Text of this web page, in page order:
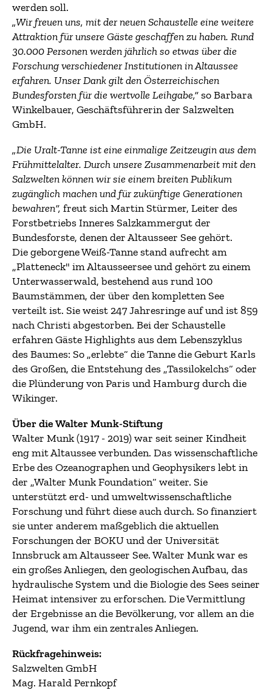
werden soll.
„Wir freuen uns, mit der neuen Schaustelle eine weitere
Attraktion für unsere Gäste geschaffen zu haben. Rund
30.000 Personen werden jährlich so etwas über die
Forschung verschiedener Institutionen in Altaussee
erfahren. Unser Dank gilt den Österreichischen
Bundesforsten für die wertvolle Leihgabe,“so Barbara
Winkelbauer, Geschäftsführerin der Salzwelten
GmbH.
„Die Uralt-Tanne ist eine einmalige Zeitzeugin aus dem
Frühmittelalter. Durch unsere Zusammenarbeit mit den
Salzwelten können wir sie einem breiten Publikum
zugänglich machen und für zukünftige Generationen
bewahren“, freut sich Martin Stürmer, Leiter des
Forstbetriebs Inneres Salzkammergut der
Bundesforste, denen der Altausseer See gehört.
Die geborgene Weiß-Tanne stand aufrecht am
„Platteneck" im Altausseersee und gehört zu einem
Unterwasserwald, bestehend aus rund 100
Baumstämmen, der über den kompletten See
verteilt ist. Sie weist 247 Jahresringe auf und ist 859
nach Christi abgestorben. Bei der Schaustelle
erfahren Gäste Highlights aus dem Lebenszyklus
des Baumes: So „erlebte“ die Tanne die Geburt Karls
des Großen, die Entstehung des „Tassilokelchs“ oder
die Plünderung von Paris und Hamburg durch die
Wikinger.
Über die Walter Munk-Stiftung
Walter Munk (1917 - 2019) war seit seiner Kindheit
eng mit Altaussee verbunden. Das wissenschaftliche
Erbe des Ozeanographen und Geophysikers lebt in
der „Walter Munk Foundation“ weiter. Sie
unterstützt erd- und umweltwissenschaftliche
Forschung und führt diese auch durch. So finanziert
sie unter anderem maßgeblich die aktuellen
Forschungen der BOKU und der Universität
Innsbruck am Altausseer See. Walter Munk war es
ein großes Anliegen, den geologischen Aufbau, das
hydraulische System und die Biologie des Sees seiner
Heimat intensiver zu erforschen. Die Vermittlung
der Ergebnisse an die Bevölkerung, vor allem an die
Jugend, war ihm ein zentrales Anliegen.
Rückfragehinweis:
Salzwelten GmbH
Mag. Harald Pernkopf